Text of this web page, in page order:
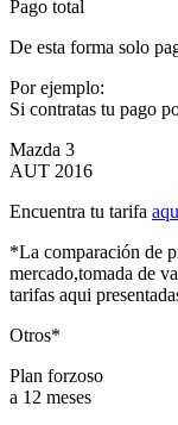
Pago total
De esta forma solo
Por ejemplo:
Si contratas tu pago
Mazda 3
AUT 2016
Encuentra tu tarifa
*La comparación de
mercado,tomada de
tarifas aqui
Otros*
Plan forzoso
a 12 meses